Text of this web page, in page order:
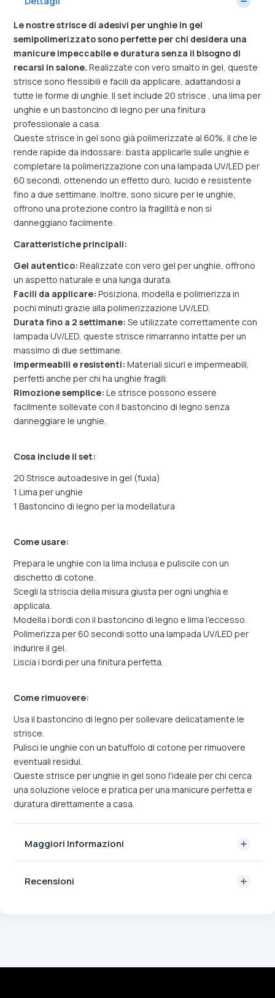
Le nostre strisce di adesivi per unghie in gel
semipolimerizzato sono perfette per chi desidera una
manicure impeccabile e duratura senza il bisogno di
recarsi in salone. Realizzate con vero smalto in gel, queste
strisce sono flessibili e facili da applicare, adattandosi a
tutte le forme di unghie. Il set include 20 strisce , una lima per
unghie e un bastoncino di legno per una finitura
professionale a casa.
Queste strisce in gel sono già polimerizzate al 60%, il che le
rende rapide da indossare: basta applicarle sulle unghie e
completare la polimerizzazione con una lampada UV/LED per
60 secondi, ottenendo un effetto duro, lucido e resistente
fino a due settimane. Inoltre, sono sicure per le unghie,
offrono una protezione contro la fragilità e non si
danneggiano facilmente.
Caratteristiche principali:
Gel autentico: Realizzate con vero gel per unghie, offrono
un aspetto naturale e una lunga durata.
Facili da applicare: Posiziona, modella e polimerizza in
pochi minuti grazie alla polimerizzazione UV/LED.
Durata fino a 2 settimane: Se utilizzate correttamente con
lampada UV/LED, queste strisce rimarranno intatte per un
massimo di due settimane.
Impermeabili e resistenti: Materiali sicuri e impermeabili,
perfetti anche per chi ha unghie fragili.
Rimozione semplice: Le strisce possono essere
facilmente sollevate con il bastoncino di legno senza
danneggiare le unghie.
Cosa include il set:
20 Strisce autoadesive in gel (fuxia)
1 Lima per unghie
1 Bastoncino di legno per la modellatura
Come usare:
Prepara le unghie con la lima inclusa e puliscile con un
dischetto di cotone.
Scegli la striscia della misura giusta per ogni unghia e
applicala.
Modella i bordi con il bastoncino di legno e lima l'eccesso.
Polimerizza per 60 secondi sotto una lampada UV/LED per
indurire il gel.
Liscia i bordi per una finitura perfetta.
Come rimuovere:
Usa il bastoncino di legno per sollevare delicatamente le
strisce.
Pulisci le unghie con un batuffolo di cotone per rimuovere
eventuali residui.
Queste strisce per unghie in gel sono l'ideale per chi cerca
una soluzione veloce e pratica per una manicure perfetta e
duratura direttamente a casa.
Maggiori Informazioni
Recensioni